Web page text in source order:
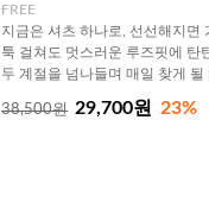
FREE
지금은 셔츠 하나로, 선선해지면
툭 걸쳐도 멋스러운 루즈핏에 탄
두 계절을 넘나들며 매일 찾게 될
38,500원 29,700원 23%